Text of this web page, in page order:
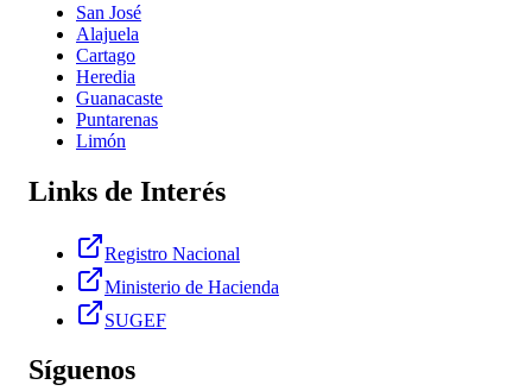
San José
Alajuela
Cartago
Heredia
Guanacaste
Puntarenas
Limón
Links de Interés
Registro Nacional
Ministerio de Hacienda
SUGEF
Síguenos